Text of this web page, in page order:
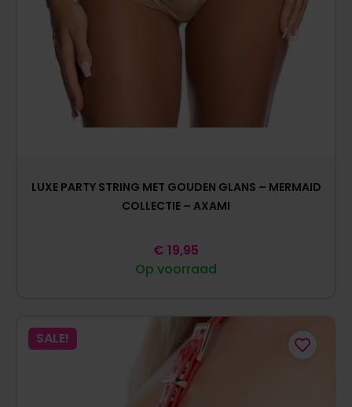
LUXE PARTY STRING MET GOUDEN GLANS – MERMAID
COLLECTIE – AXAMI
Op voorraad
€ 19,95
SALE!